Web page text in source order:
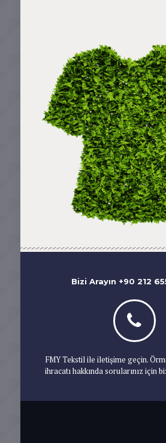
Bizi Arayın +90 212
FMY Tekstil ile iletişime geçin.
ihracatı hakkında sorularınız için